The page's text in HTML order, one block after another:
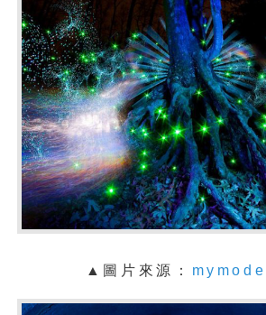
▲圖片來源：